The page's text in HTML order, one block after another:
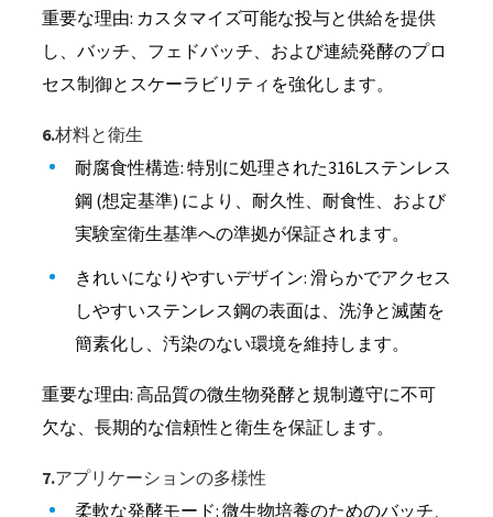
重要な理由: カスタマイズ可能な投与と供給を提供
し、バッチ、フェドバッチ、および連続発酵のプロ
セス制御とスケーラビリティを強化します。
6.材料と衛生
耐腐食性構造: 特別に処理された316Lステンレス
鋼 (想定基準) により、耐久性、耐食性、および
実験室衛生基準への準拠が保証されます。
きれいになりやすいデザイン: 滑らかでアクセス
しやすいステンレス鋼の表面は、洗浄と滅菌を
簡素化し、汚染のない環境を維持します。
重要な理由: 高品質の微生物発酵と規制遵守に不可
欠な、長期的な信頼性と衛生を保証します。
7.アプリケーションの多様性
柔軟な発酵モード: 微生物培養のためのバッチ、